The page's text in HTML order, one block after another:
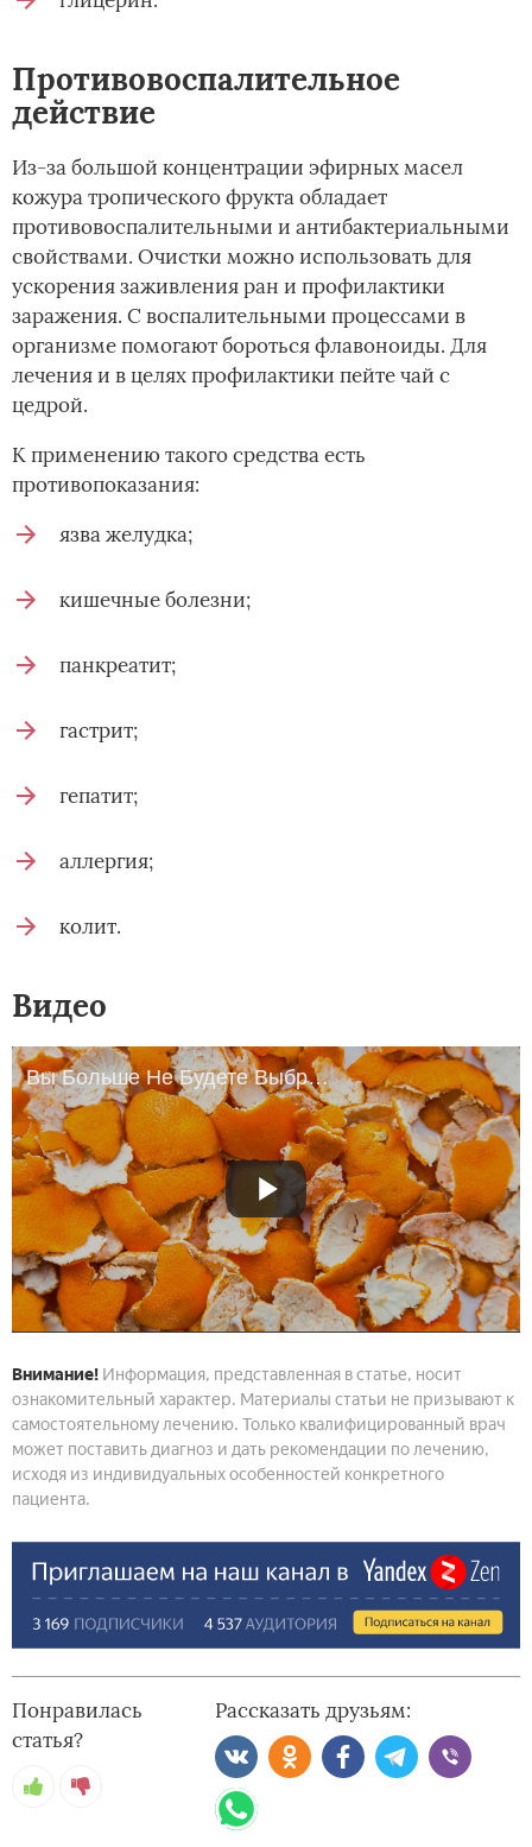
Противовоспалительное
действие
Из-за большой концентрации эфирных масел
кожура тропического фрукта обладает
противовоспалительными и антибактериальными
свойствами. Очистки можно использовать для
ускорения заживления ран и профилактики
заражения. С воспалительными процессами в
организме помогают бороться флавоноиды. Для
лечения и в целях профилактики пейте чай с
цедрой.
К применению такого средства есть
противопоказания:
язва желудка;
кишечные болезни;
панкреатит;
гастрит;
гепатит;
аллергия;
колит.
Видео
Вы Больше Не Будете Выбрасывать Апельсиновую Кожуру После Просмотра
Внимание! Информация, представленная в статье, носит
ознакомительный характер. Материалы статьи не призывают к
самостоятельному лечению. Только квалифицированный врач
может поставить диагноз и дать рекомендации по лечению,
исходя из индивидуальных особенностей конкретного
пациента.
Понравилась
статья?
Рассказать друзьям: